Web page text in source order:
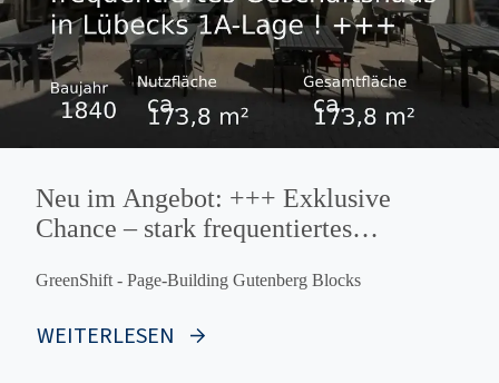
Neu im Angebot: +++ Exklusive
Chance – stark frequentiertes
+++
GreenShift - Page-Building Gutenberg Blocks
WEITERLESEN